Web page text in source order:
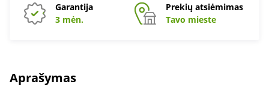
Garantija
3 mėn.
Prekių atsiėmimas
Tavo mieste
Aprašymas